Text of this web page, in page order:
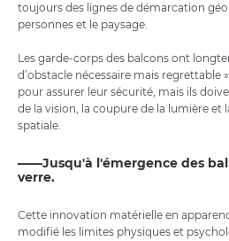
toujours des lignes de démarcation
personnes et le paysage.
Les garde-corps des balcons ont
d’obstacle nécessaire mais regrettable
pour assurer leur sécurité, mais ils
de la vision, la coupure de la lumière et
spatiale.
——Jusqu'à l'émergence des
verre.
Cette innovation matérielle en
modifié les limites physiques et